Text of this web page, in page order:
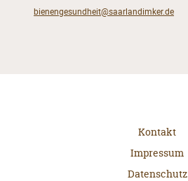
bienengesundheit@saarlandimker.de
Kontakt
Impressum
Datenschutz